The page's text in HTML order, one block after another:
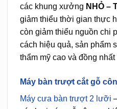
các khung xưởng NHỎ –
giảm thiểu thời gian thực
còn giảm thiểu nguồn chi
cách hiệu quả, sản phẩm
thẩm mỹ cao và đồng
Máy bàn trượt cắt gỗ
Máy cưa bàn trượt 2 lưỡi